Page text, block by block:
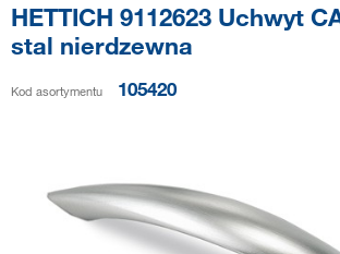
HETTICH 9112623 Uchwyt
stal nierdzewna
Kod asortymentu 105420